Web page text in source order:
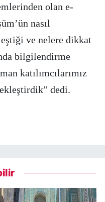
olan e-
nasıl
ve nelere dikkat
bilgilendirme
katılımcılarımız
dedi.